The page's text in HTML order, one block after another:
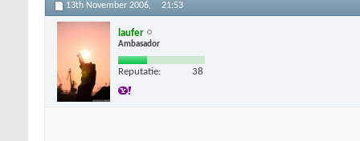
13th November 2006, 21:53
laufer
Ambasador
Reputatie: 38